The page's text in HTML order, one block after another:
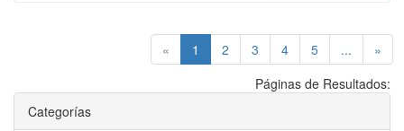
« 1 (current)
2 3 4 5 ...
»
Páginas de Resultados:
Categorías